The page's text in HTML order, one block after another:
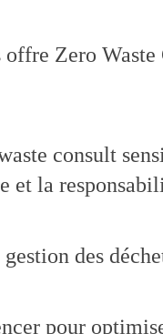
offre Zero
consult
et la
gestion des
pour